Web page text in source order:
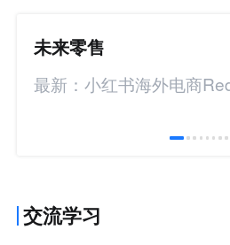
未来零售
最新：小红书海外电商
交流学习